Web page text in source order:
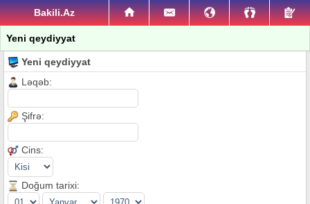
Bakili.Az
Yeni qeydiyyat
Yeni qeydiyyat
Ləqəb:
Şifrə:
Cins:
Doğum tarixi: